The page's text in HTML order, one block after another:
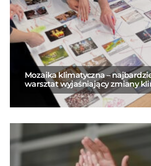
Mozaika klimatyczna –
warsztat wyjaśniający zmiany